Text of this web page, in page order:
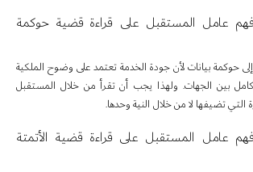
عامل المستقبل على قراءة قضية حوكمة
حوكمة بيانات لأن جودة الخدمة تعتمد على وضوح الملكية
بين الجهات. ولهذا يجب أن تقرأ من خلال المستقبل
التي تضيفها لا من خلال النية وحدها.
عامل المستقبل على قراءة قضية الأتمتة